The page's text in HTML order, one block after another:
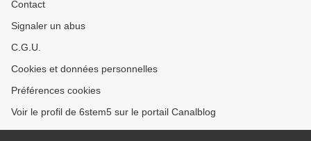
Contact
Signaler un abus
C.G.U.
Cookies et données personnelles
Préférences cookies
Voir le profil de 6stem5 sur le portail Canalblog